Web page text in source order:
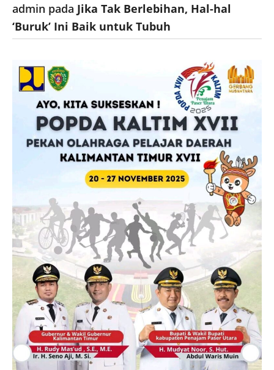
admin pada Jika Tak Berlebihan, Hal-hal
‘Buruk’ Ini Baik untuk Tubuh